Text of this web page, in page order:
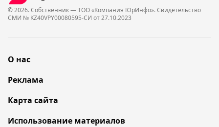
© 2026. Собственник — ТОО «Компания ЮрИнфо». Cвидетельство
СМИ № KZ40VPY00080595-СИ от 27.10.2023
О нас
Реклама
Карта сайта
Использование материалов